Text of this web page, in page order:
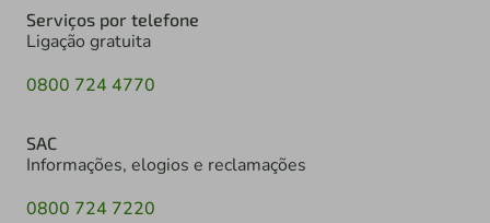
Serviços por telefone
Ligação gratuita
0800 724 4770
SAC
Informações, elogios e reclamações
0800 724 7220